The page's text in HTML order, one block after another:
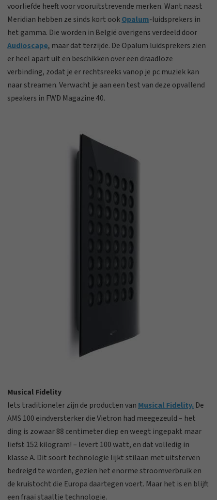
voorliefde heeft voor vooruitstrevende merken. Want naast
Meridian hebben ze sinds kort ookOpalum-luidsprekers in
het gamma. Die worden in België overigens verdeeld door
Audioscape, maar dat terzijde. De Opalum luidsprekers zien
er heel apart uit en beschikken over een draadloze
verbinding, zodat je er rechtsreeks vanop je pc muziek kan
naar streamen. Verwacht je aan een test van deze opvallend
speakers in FWD Magazine 40.
Musical Fidelity
Iets traditioneler zijn de producten van Musical Fidelity. De
AMS 100 eindversterker die Vietron had meegezeuld – het
ding is zowaar 88 centimeter diep en weegt ingepakt maar
liefst 152 kilogram! – levert 100 watt, en dat volledig in
klasse A. Dit soort technologie lijkt stilaan met uitsterven
bedreigd te worden, gezien het enorme stroomverbruik en
de kruistocht die Europa daartegen voert. Maar het is en blijft
een fraai staaltje technologie.